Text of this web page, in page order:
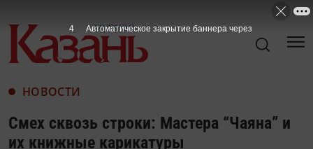
НОВОСТИ
Смех сквозь строки: Мастера “Чаяна” и
их книжные карикатуры
2 Автоматическое закрытие баннера через